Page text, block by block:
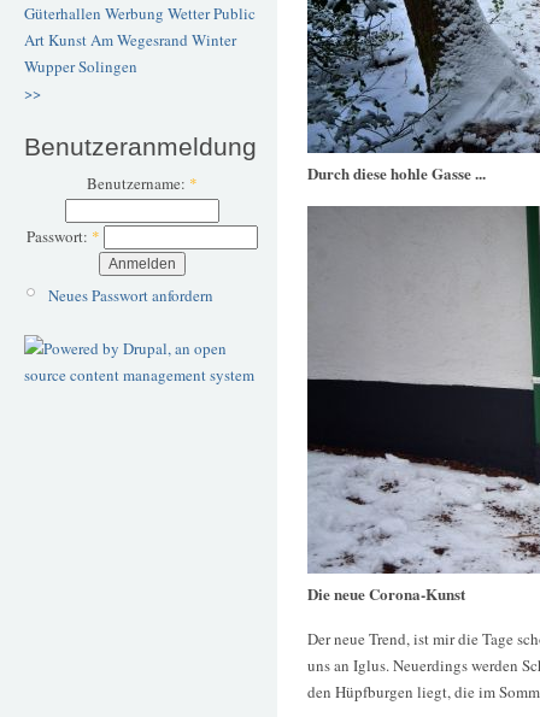
Güterhallen Werbung WetterPublic
ArtKunstAm Wegesrand Winter
WupperSolingen
>>
Benutzeranmeldung
Benutzername: *
Passwort: *
Neues Passwort anfordern
Durch diese hohle Gasse ...
Die neue Corona-Kunst
Der neue Trend, ist mir die Tage
uns an Iglus. Neuerdings werden
den Hüpfburgen liegt, die im